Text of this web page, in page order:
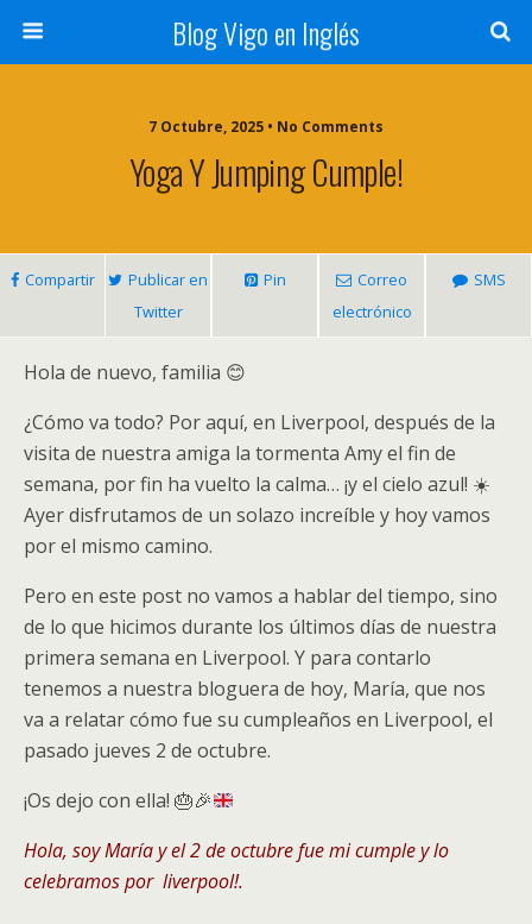
Blog Vigo en Inglés
7 Octubre, 2025 • No Comments
Yoga Y Jumping Cumple!
Compartir
Publicar en
Twitter
Pin
Correo
electrónico
SMS
Hola de nuevo, familia 😊
¿Cómo va todo? Por aquí, en Liverpool, después de la
visita de nuestra amiga la tormenta Amy el fin de
semana, por fin ha vuelto la calma… ¡y el cielo azul! ☀️
Ayer disfrutamos de un solazo increíble y hoy vamos
por el mismo camino.
Pero en este post no vamos a hablar del tiempo, sino
de lo que hicimos durante los últimos días de nuestra
primera semana en Liverpool. Y para contarlo
tenemos a nuestra bloguera de hoy, María, que nos
va a relatar cómo fue su cumpleaños en Liverpool, el
pasado jueves 2 de octubre.
¡Os dejo con ella! 🎂🎉
Hola, soy María y el 2 de octubre fue mi cumple y lo
celebramos por liverpool!.